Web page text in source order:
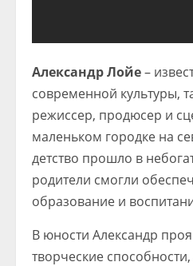
Александр Лойе–
современной культуры,
режиссер, продюсер и
маленьком городке на
детство прошло в
родители смогли
образование и
В юности Александр
творческие